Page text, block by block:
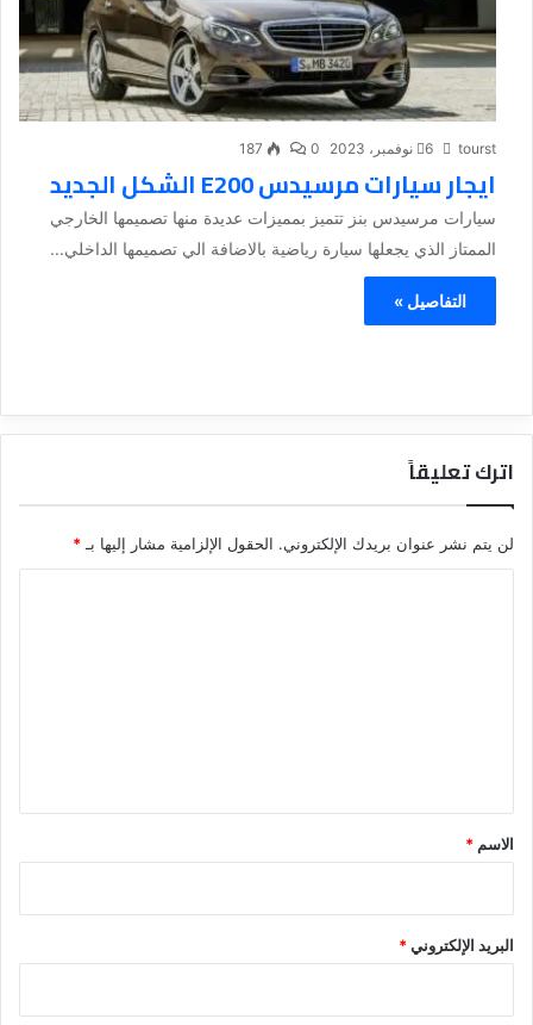
tourst 6 نوفمبر، 2023 0
187
ايجار سيارات مرسيدس E200 الشكل الجديد
سيارات مرسيدس بنز تتميز بمميزات عديدة منها تصميمها الخارجي
الممتاز الذي يجعلها سيارة رياضية بالاضافة الي تصميمها الداخلي...
التفاصيل »
اترك تعليقاً
لن يتم نشر عنوان بريدك الإلكتروني. الحقول الإلزامية مشار إليها بـ*
*
الاسم *
البريد الإلكتروني*